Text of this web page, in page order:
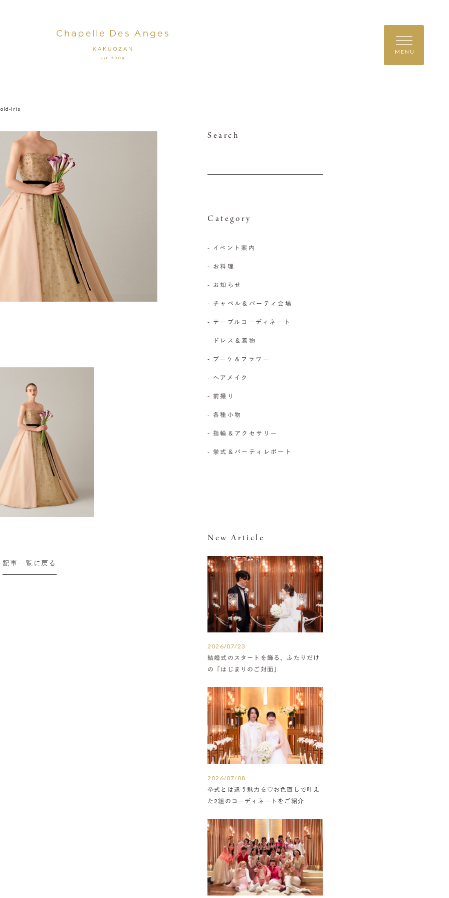
MENU
Iris
記事一覧に戻る
Search
Category
- イベント案内
- お料理
- お知らせ
- チャペル＆パーティ会場
- テーブルコーディネート
- ドレス＆着物
- ブーケ＆フラワー
- ヘアメイク
- 前撮り
- 各種小物
- 指輪＆アクセサリー
- 挙式＆パーティレポート
New Article
2026/07/23
結婚式のスタートを飾る、ふたりだけ
の「はじまりのご対面」
2026/07/08
挙式とは違う魅力を♡お色直しで叶え
た2組のコーディネートをご紹介